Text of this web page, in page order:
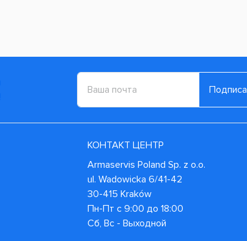
КОНТАКТ ЦЕНТР
Armaservis Poland Sp. z o.o.
ul. Wadowicka 6/41-42
30-415 Kraków
Пн-Пт с 9:00 до 18:00
Сб, Вс - Выходной